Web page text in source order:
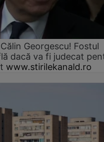
Georgescu! Fostul
dacă va fi judecat
www.stirilekanald.ro